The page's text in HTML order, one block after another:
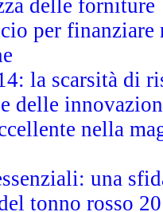
delle forniture
per finanziare
la scarsità di
delle
nella
una
tonno rosso